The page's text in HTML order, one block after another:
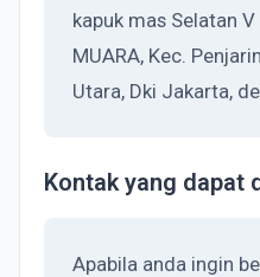
kapuk mas Selatan V
MUARA, Kec.
Utara, Dki Jakarta,
Kontak yang dapat
Apabila anda ingin